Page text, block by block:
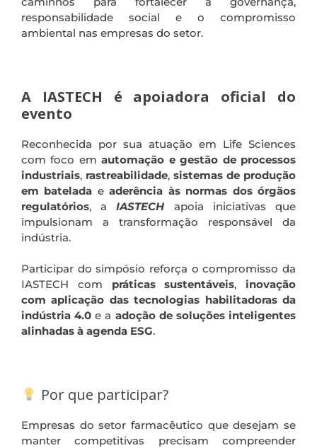
responsabilidade social e o compromisso
ambiental nas empresas do setor.
A IASTECH é apoiadora oficial do
evento
Reconhecida por sua atuação em Life Sciences
com foco emautomação e gestão de processos
industriais, rastreabilidade, sistemas de produção
em batelada eaderência às normas dos órgãos
regulatórios, aIASTECH apoia iniciativas que
impulsionam a transformação responsável da
indústria.
Participar do simpósio reforça o compromisso da
IASTECH com práticas sustentáveis, inovação
com aplicação das tecnologias habilitadoras da
indústria 4.0 e a adoção de soluções inteligentes
alinhadas à agenda ESG.
Por que participar?
Empresas do setor farmacêutico que desejam se
manter competitivas precisam compreender